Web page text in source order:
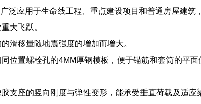
泛应用于生命线工程、重点建设项目和普通房屋建
大飞跃。
滑移量随地震强度的增加而增大。
位置螺栓孔的4MM厚钢模板，便于锚筋和套筒的平
支座的竖向刚度与弹性变形，能承受垂直荷载及适